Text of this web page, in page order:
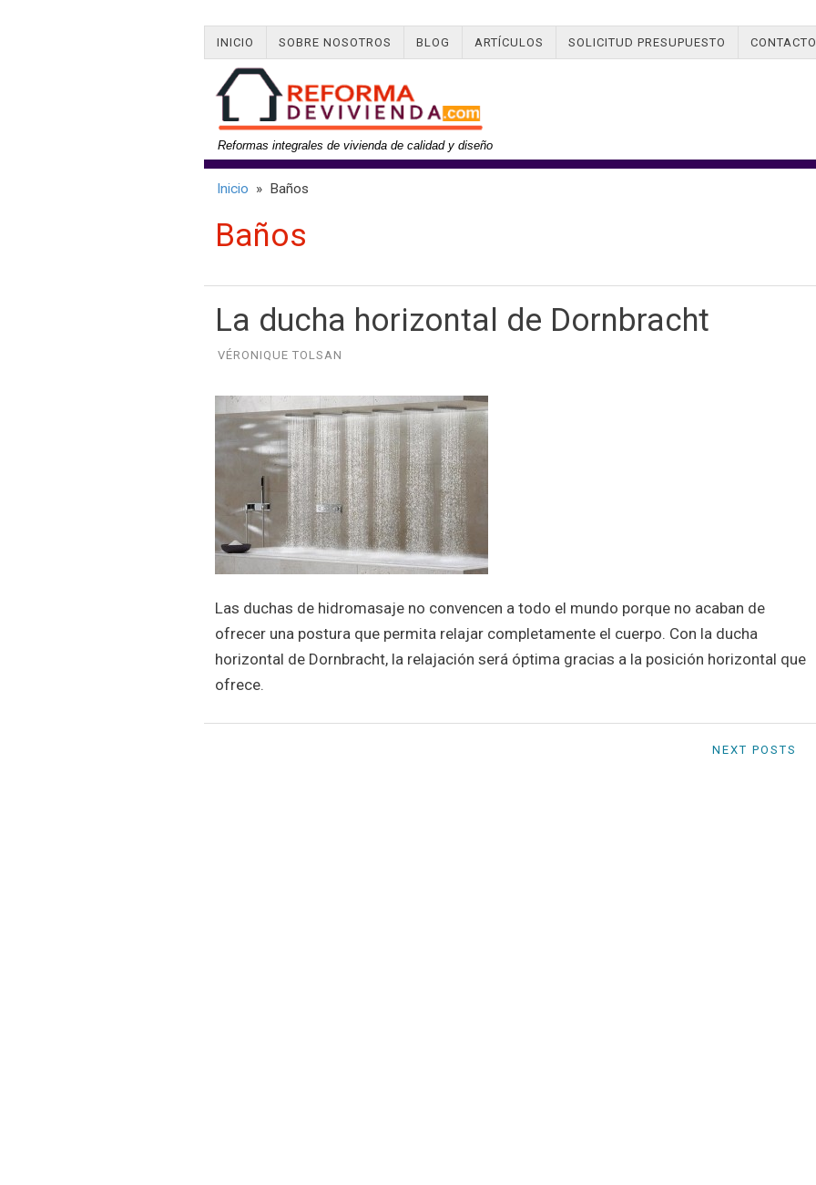
INICIO SOBRE NOSOTROS BLOG ARTÍCULOS SOLICITUD PRESUPUESTO CONTACTO
Reformas integrales de vivienda de calidad y diseño
Inicio » Baños
Baños
La ducha horizontal de Dornbracht
VÉRONIQUE TOLSAN
Las duchas de hidromasaje no convencen a todo el mundo porque no acaban de
ofrecer una postura que permita relajar completamente el cuerpo. Con la ducha
horizontal de Dornbracht, la relajación será óptima gracias a la posición horizontal que
ofrece.
NEXT POSTS